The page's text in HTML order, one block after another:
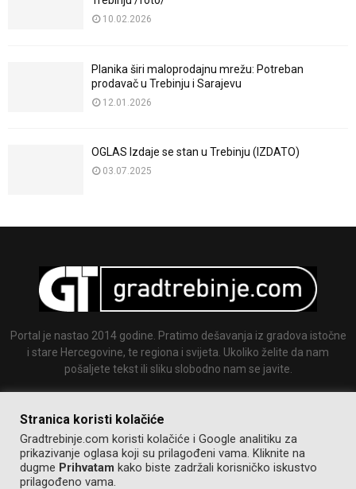
10.02.2026
Planika širi maloprodajnu mrežu: Potreban
prodavač u Trebinju i Sarajevu
12.01.2026
OGLAS Izdaje se stan u Trebinju (IZDATO)
03.07.2025
Portal je nastao 2014 godine. Pratimo dešavanja iz gradova istočne
i stare Hercegovine, te regiona i svijeta. Ukoliko želite da nam
pošaljete tekst ili sliku slobodno nam se javite.
Stranica koristi kolačiće
Gradtrebinje.com koristi kolačiće i Google analitiku za
prikazivanje oglasa koji su prilagođeni vama. Kliknite na
dugme Prihvatam kako biste zadržali korisničko iskustvo
prilagođeno vama.